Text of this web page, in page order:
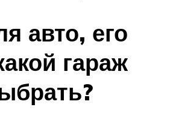
авто, его
гараж